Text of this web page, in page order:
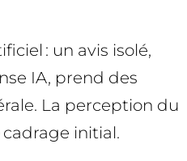
: un avis isolé,
IA, prend des
La perception du
cadrage initial.